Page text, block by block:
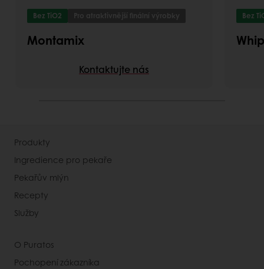
Bez TiO2 Pro atraktivnější finální výrobky
Montamix
Kontaktujte nás
Bez
Produkty
Ingredience pro pekaře
Pekařův mlýn
Recepty
Služby
O Puratos
Pochopení zákazníka